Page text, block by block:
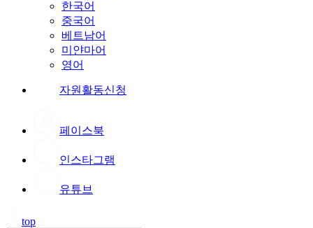
한국어
중국어
베트남어
미얀마어
영어
자원활동신청
페이스북
인스타그램
유튜브
top